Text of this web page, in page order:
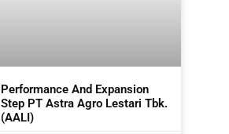
Performance And Expansion
Step PT Astra Agro Lestari Tbk.
(AALI)